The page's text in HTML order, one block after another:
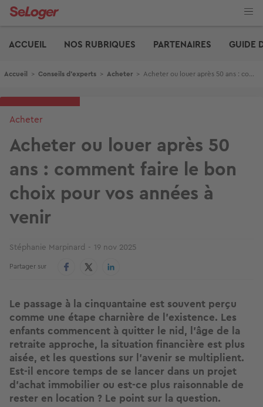
Aller
ACCUEIL
NOS RUBRIQUES PARTENAIRES GUIDE
Fil d'Ariane
Accueil > Conseils d'experts > Acheter > Acheter ou louer après 50 ans : comment faire le bon choix pour vos années à venir
Acheter
Acheter ou louer après 50
ans : comment faire le bon
choix pour vos années à
venir
Stéphanie Marpinard 19 nov 2025
Partager sur
Le passage à la cinquantaine est souvent perçu
comme une étape charnière de l’existence. Les
enfants commencent à quitter le nid, l’âge de la
retraite approche, la situation financière est plus
aisée, et les questions sur l’avenir se multiplient.
Est-il encore temps de se lancer dans un projet
d’achat immobilier ou est-ce plus raisonnable de
rester en location ? Le point sur la question.